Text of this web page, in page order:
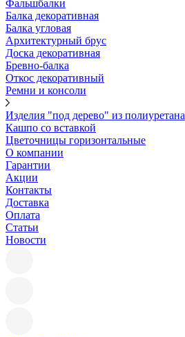
Фальшбалки
Балка декоративная
Балка угловая
Архитектурный брус
Доска декоративная
Бревно-балка
Откос декоративный
Ремни и консоли
Изделия "под дерево" из полиуретана
Кашпо со вставкой
Цветочницы горизонтальные
О компании
Гарантии
Акции
Контакты
Доставка
Оплата
Статьи
Новости